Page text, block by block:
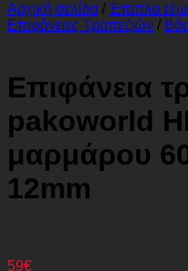
Αρχική σελίδα / Έπιπλα
Επιφάνειες Τραπεζιών /
Επιφάνεια
pakoworld
μαρμάρου
12mm
59€